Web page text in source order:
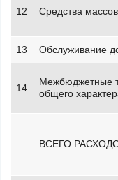
12 Средства
13 Обслуживание
14
Межбюджетные
общего
ВСЕГО